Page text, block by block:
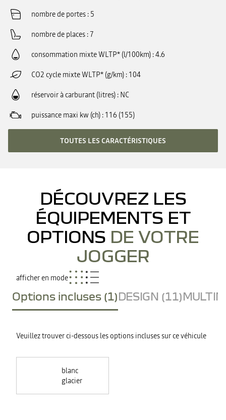
nombre de portes 5
nombre de places 7
consommation mixte WLTP* (l/100km) 4.6
CO2 cycle mixte WLTP* (g/km) 104
réservoir à carburant (litres) NC
puissance maxi kw (ch) 116 (155)
TOUTES LES CARACTÉRISTIQUES
DÉCOUVREZ LES
ÉQUIPEMENTS ET
OPTIONS DE VOTRE
JOGGER
afficher en mode
Options incluses (1)DESIGN (11)
Veuillez trouver ci-dessous les options incluses sur ce véhicule
blanc
glacier